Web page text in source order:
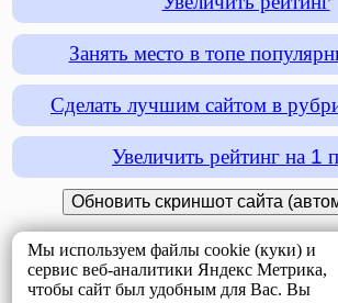
Занять место в топе
Сделать лучшим сайтом в
Увеличить рейтинг на 1
Мы используем файлы cookie (куки) и
сервис веб-аналитики Яндекс Метрика,
чтобы сайт был удобным для Вас. Вы